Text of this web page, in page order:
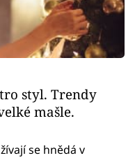
styl. Trendy
mašle.
se hnědá v